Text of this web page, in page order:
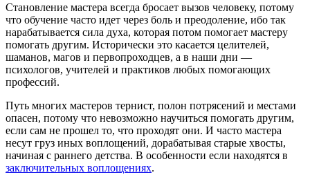
Становление мастера всегда бросает вызов человеку, потому
что обучение часто идет через боль и преодоление, ибо так
нарабатывается сила духа, которая потом помогает мастеру
помогать другим. Исторически это касается целителей,
шаманов, магов и первопроходцев, а в наши дни —
психологов, учителей и практиков любых помогающих
профессий.
Путь многих мастеров тернист, полон потрясений и местами
опасен, потому что невозможно научиться помогать другим,
если сам не прошел то, что проходят они. И часто мастера
несут груз иных воплощений, дорабатывая старые хвосты,
начиная с раннего детства. В особенности если находятся в
заключительных воплощениях.